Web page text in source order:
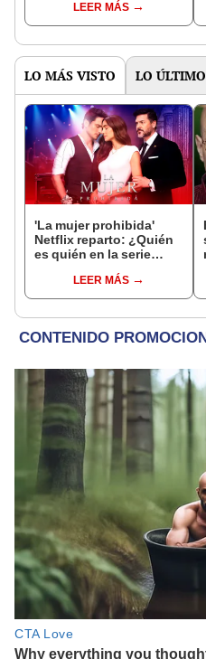
LEER MÁS
LO MÁS VISTO LO ÚLTIMO
'La mujer prohibida'
Netflix reparto: ¿Quién
es quién en la serie
protagonizada por
Valerie Domínguez?
LEER MÁS